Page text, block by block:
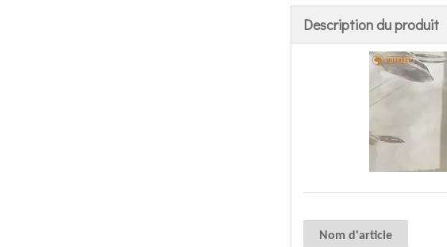
Description du produit
Nom d'article